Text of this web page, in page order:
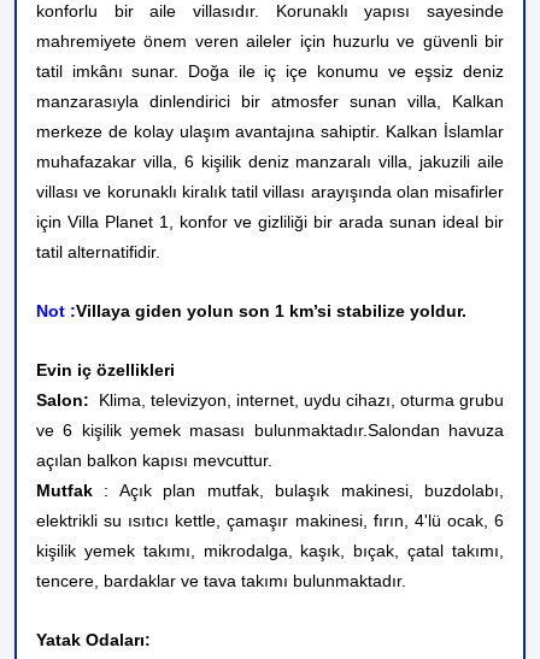
konforlu bir aile villasıdır. Korunaklı yapısı sayesinde
mahremiyete önem veren aileler için huzurlu ve güvenli bir
tatil imkânı sunar. Doğa ile iç içe konumu ve eşsiz deniz
manzarasıyla dinlendirici bir atmosfer sunan villa, Kalkan
merkeze de kolay ulaşım avantajına sahiptir. Kalkan İslamlar
muhafazakar villa, 6 kişilik deniz manzaralı villa, jakuzili aile
villası ve korunaklı kiralık tatil villası arayışında olan misafirler
için Villa Planet 1, konfor ve gizliliği bir arada sunan ideal bir
tatil alternatifidir.
Not :Villaya giden yolun son 1 km’si stabilize yoldur.
Evin iç özellikleri
Salon: Klima, televizyon, internet, uydu cihazı, oturma grubu
ve 6 kişilik yemek masası bulunmaktadır.Salondan havuza
açılan balkon kapısı mevcuttur.
Mutfak : Açık plan mutfak, bulaşık makinesi, buzdolabı,
elektrikli su ısıtıcı kettle, çamaşır makinesi, fırın, 4'lü ocak, 6
kişilik yemek takımı, mikrodalga, kaşık, bıçak, çatal takımı,
tencere, bardaklar ve tava takımı bulunmaktadır.
Yatak Odaları: